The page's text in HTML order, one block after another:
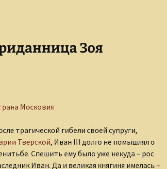
Зоя
Московия
трагической гибели своей супруги,
Тверской, Иван III долго не помышлял о
Спешить ему было уже некуда – рос
Иван. Да и великая княгиня имелась –